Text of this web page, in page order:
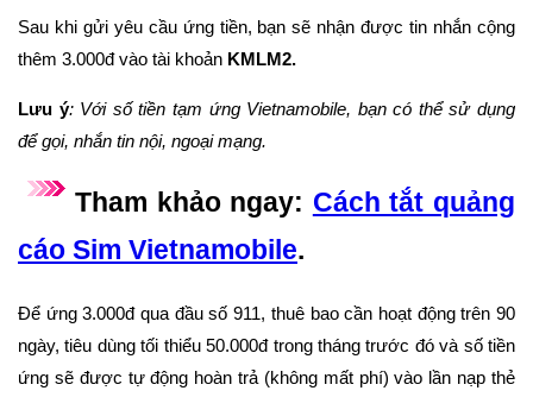
Sau khi gửi yêu cầu ứng tiền, bạn sẽ nhận được tin nhắn cộng
thêm 3.000đ vào tài khoản KMLM2.
Lưu ý: Với số tiền tạm ứng Vietnamobile, bạn có thể sử dụng
để gọi, nhắn tin nội, ngoại mạng.
​Tham khảo ngay: Cách tắt quảng
cáo Sim Vietnamobile.
Để ứng 3.000đ qua đầu số 911, thuê bao cần hoạt động trên 90
ngày, tiêu dùng tối thiểu 50.000đ trong tháng trước đó và số tiền
ứng sẽ được tự động hoàn trả (không mất phí) vào lần nạp thẻ